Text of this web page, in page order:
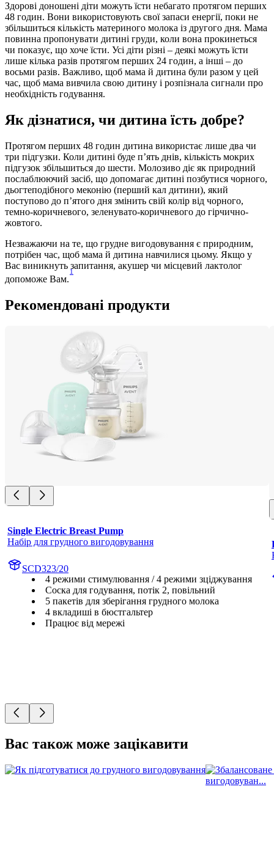
Здорові доношені діти можуть їсти небагато протягом перших
48 годин. Вони використовують свої запаси енергії, поки не
збільшиться кількість материного молока із другого дня. Мама
повинна пропонувати дитині груди, коли вона прокинеться
чи показує, що хоче їсти. Усі діти різні – деякі можуть їсти
лише кілька разів протягом перших 24 годин, а інші – до
восьми разів. Важливо, щоб мама й дитина були разом у цей
час, щоб мама вивчила свою дитину і розпізнала сигнали про
необхідність годування.
Як дізнатися, чи дитина їсть добре?
Протягом перших 48 годин дитина використає лише два чи
три підгузки. Коли дитині буде п’ять днів, кількість мокрих
підгузок збільшиться до шести. Молозиво діє як природний
послаблюючий засіб, що допомагає дитині позбутися чорного,
дьогтеподібного меконію (перший кал дитини), який
поступово до п’ятого дня змінить свій колір від чорного,
темно-коричневого, зеленувато-коричневого до гірчично-
жовтого.
Незважаючи на те, що грудне вигодовування є природним,
потрібен час, щоб мама й дитина навчилися цьому. Якщо у
Вас виникнуть запитання, акушер чи місцевий лактолог
допоможе Вам.
1
Рекомендовані продукти
Single Electric Breast Pump
Набір для грудного вигодовування
SCD323/20
4 режими стимулювання / 4 режими зціджування
Соска для годування, потік 2, повільний
5 пакетів для зберігання грудного молока
4 вкладиші в бюстгальтер
Працює від мережі
Вас також може зацікавити